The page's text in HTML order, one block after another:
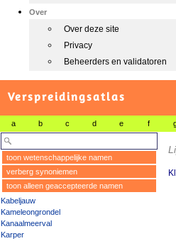
Over
Over deze site
Privacy
Beheerders en validatoren
Verspreidingsatlas
a b c d e f
toon wetenschappelijke namen
verberg synoniemen
toon alleen geaccepteerde namen
Kabeljauw
Kameleongrondel
Kanaalmeerval
Karper